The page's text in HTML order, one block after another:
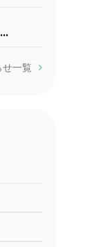
…
せ一覧